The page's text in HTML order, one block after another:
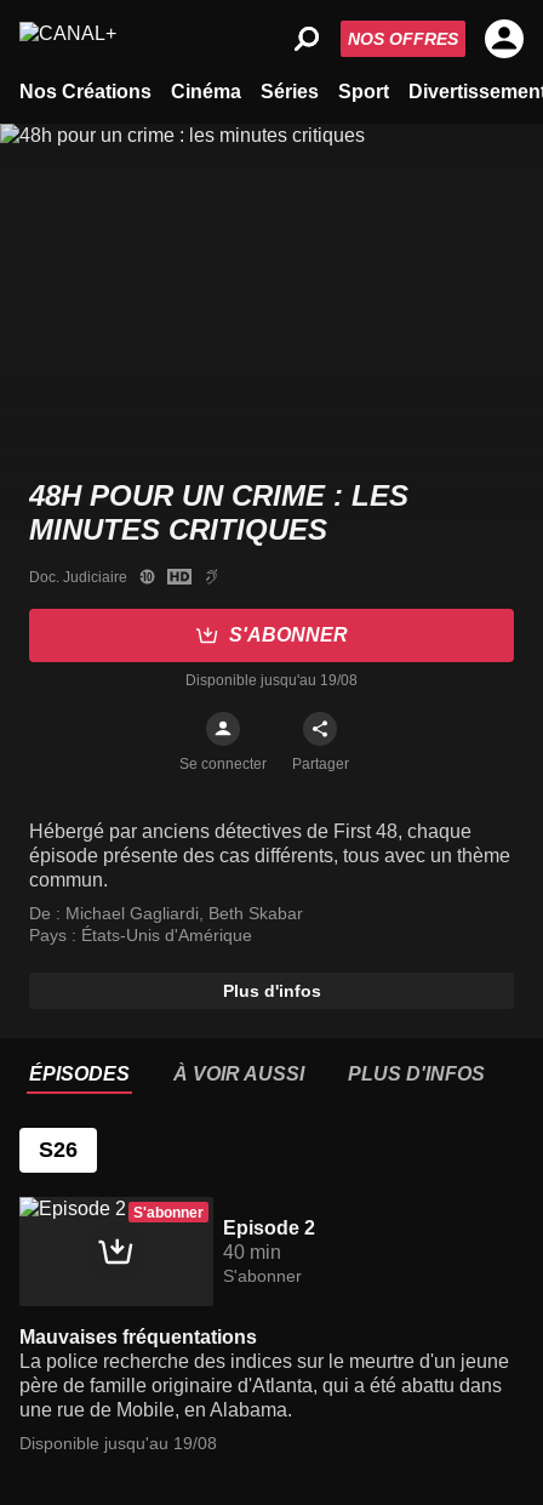
Nos Créations Cinéma Séries Sport
NOS OFFRES
48H POUR UN CRIME : LES
MINUTES CRITIQUES
Doc. Judiciaire
S'ABONNER
Disponible jusqu'au 19/08
Se connecter Partager
Hébergé par anciens détectives de First 48, chaque
épisode présente des cas différents, tous avec un thème
commun.
De : Michael Gagliardi
Beth Skabar
Pays : États-Unis d'Amérique
Plus d'infos
ÉPISODES À VOIR AUSSI PLUS D'INFOS
S26
S'abonner
Episode 2
40 min
S'abonner
Mauvaises fréquentations
La police recherche des indices sur le meurtre d'un jeune
père de famille originaire d'Atlanta, qui a été abattu dans
une rue de Mobile, en Alabama.
Disponible jusqu'au 19/08